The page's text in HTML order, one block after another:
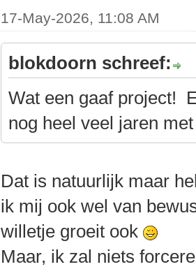
17-May-2026, 11:08 AM
blokdoorn schreef:
Wat een gaaf project!
nog heel veel jaren
Dat is natuurlijk maar
ik mij ook wel van
willetje groeit ook
Maar, ik zal niets